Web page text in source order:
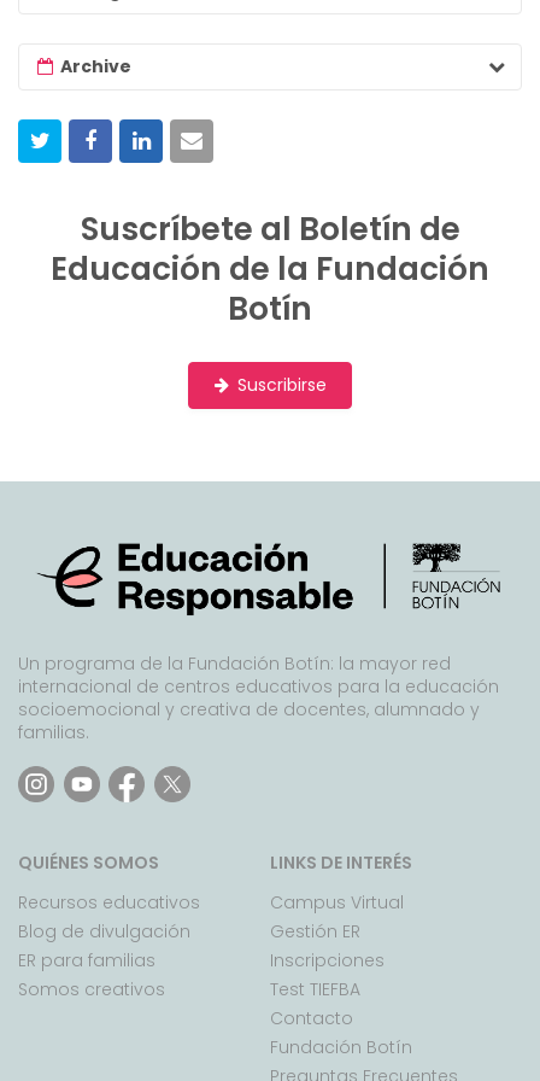
i
Archive
Suscríbete al Boletín de
Educación de la Fundación
Botín
Suscribirse
Un programa de la Fundación Botín: la mayor red
internacional de centros educativos para la educación
socioemocional y creativa de docentes, alumnado y
familias.
QUIÉNES SOMOS
Recursos educativos
Blog de divulgación
ER para familias
Somos creativos
LINKS DE INTERÉS
Campus Virtual
Gestión ER
Inscripciones
Test TIEFBA
Contacto
Fundación Botín
Preguntas Frecuentes